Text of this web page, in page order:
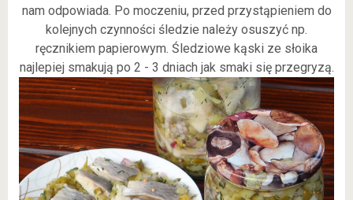
nam odpowiada. Po moczeniu, przed przystąpieniem do
kolejnych czynności śledzie należy osuszyć np.
ręcznikiem papierowym. Śledziowe kąski ze słoika
najlepiej smakują po 2 - 3 dniach jak smaki się przegryzą.